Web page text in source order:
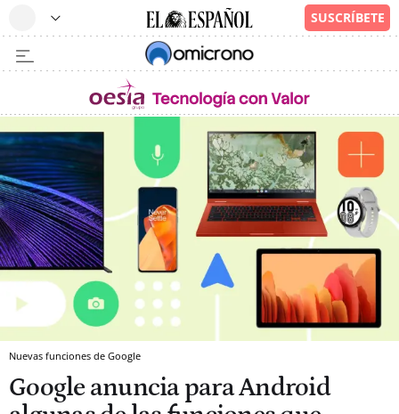
Nuevas funciones de Google
Google anuncia para Android